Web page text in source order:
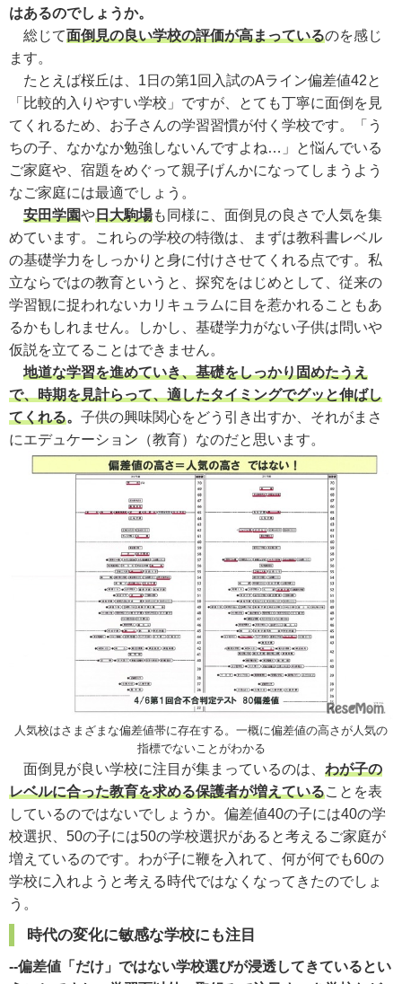
はあるのでしょうか。
総じて面倒見の良い学校の評価が高まっているのを感じ
ます。
たとえば桜丘は、1日の第1回入試のAライン偏差値42と
「比較的入りやすい学校」ですが、とても丁寧に面倒を見
てくれるため、お子さんの学習習慣が付く学校です。「う
ちの子、なかなか勉強しないんですよね…」と悩んでいる
ご家庭や、宿題をめぐって親子げんかになってしまうよう
なご家庭には最適でしょう。
安田学園や日大駒場も同様に、面倒見の良さで人気を集
めています。これらの学校の特徴は、まずは教科書レベル
の基礎学力をしっかりと身に付けさせてくれる点です。私
立ならではの教育というと、探究をはじめとして、従来の
学習観に捉われないカリキュラムに目を惹かれることもあ
るかもしれません。しかし、基礎学力がない子供は問いや
仮説を立てることはできません。
地道な学習を進めていき、基礎をしっかり固めたうえ
で、時期を見計らって、適したタイミングでグッと伸ばし
てくれる。 子供の興味関心をどう引き出すか、それがまさ
にエデュケーション（教育）なのだと思います。
人気校はさまざまな偏差値帯に存在する。一概に偏差値の高さが人気の
指標でないことがわかる
面倒見が良い学校に注目が集まっているのは、 わが子の
レベルに合った教育を求める保護者が増えていることを表
しているのではないでしょうか。偏差値40の子には40の学
校選択、50の子には50の学校選択があると考えるご家庭が
増えているのです。わが子に鞭を入れて、何が何でも60の
学校に入れようと考える時代ではなくなってきたのでしょ
う。
時代の変化に敏感な学校にも注目
--偏差値「だけ」ではない学校選びが浸透してきているとい